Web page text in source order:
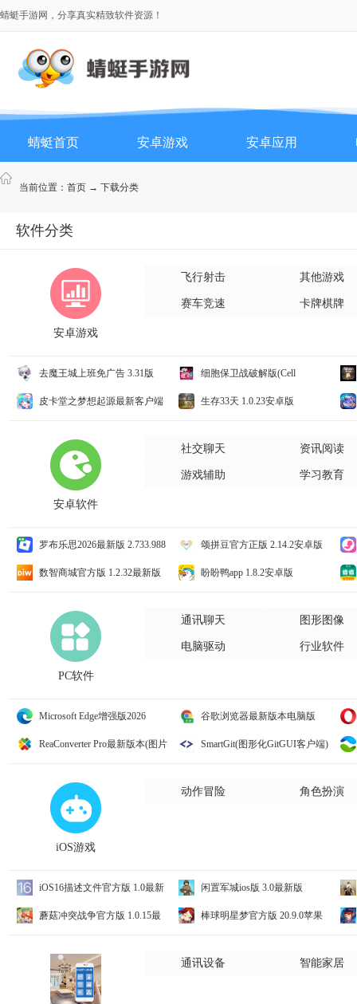
蜻蜓手游网，分享真实精致软件资源！
蜻蜓首页 安卓游戏 安卓应用
当前位置： 首页 → 下载分类
软件分类
安卓游戏
飞行射击 其他游戏
赛车竞速 卡牌棋牌
去魔王城上班免广告 3.31版
细胞保卫战破解版(Cell
Survivor) 2.15最新版
皮卡堂之梦想起源最新客户端
生存33天 1.0.23安卓版
安卓软件
社交聊天 资讯阅读
游戏辅助 学习教育
罗布乐思2026最新版 2.733.988
安卓版
颂拼豆官方正版 2.14.2安卓版
数智商城官方版 1.2.32最新版
盼盼鸭app 1.8.2安卓版
PC软件
通讯聊天 图形图像
电脑驱动 行业软件
Microsoft Edge增强版2026
151.0.4129.72 便携版
谷歌浏览器最新版本电脑版
(Google Chrome) 151.0.7922.109版本
官
ReaConverter Pro最新版本(图片
SmartGit(图形化GitGUI客户端)
iOS游戏
动作冒险 角色扮演
iOS16描述文件官方版 1.0最新
版
闲置军城ios版 3.0最新版
方
蘑菇冲突战争官方版 1.0.15最
棒球明星梦官方版 20.9.0苹果
通讯设备 智能家居